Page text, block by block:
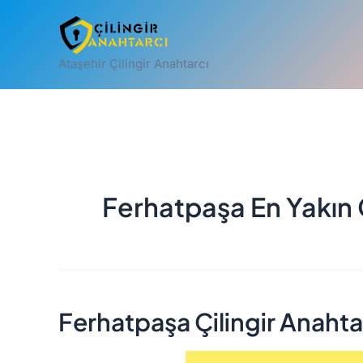
Ataşehir Çilingir Anahtarcı
Ferhatpaşa En
Ferhatpaşa Çilingir
Ferhatpaşa